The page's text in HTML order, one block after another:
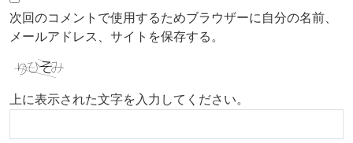
次回のコメントで使用するためブラウザーに自分の名前、
メールアドレス、サイトを保存する。
上に表示された文字を入力してください。